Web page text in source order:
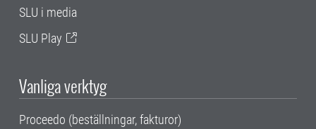
SLU i media
SLU Play
Vanliga verktyg
Proceedo (beställningar, fakturor)